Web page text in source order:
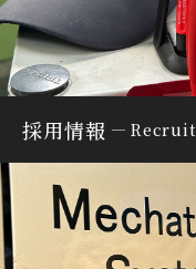
採用情報 Recruit